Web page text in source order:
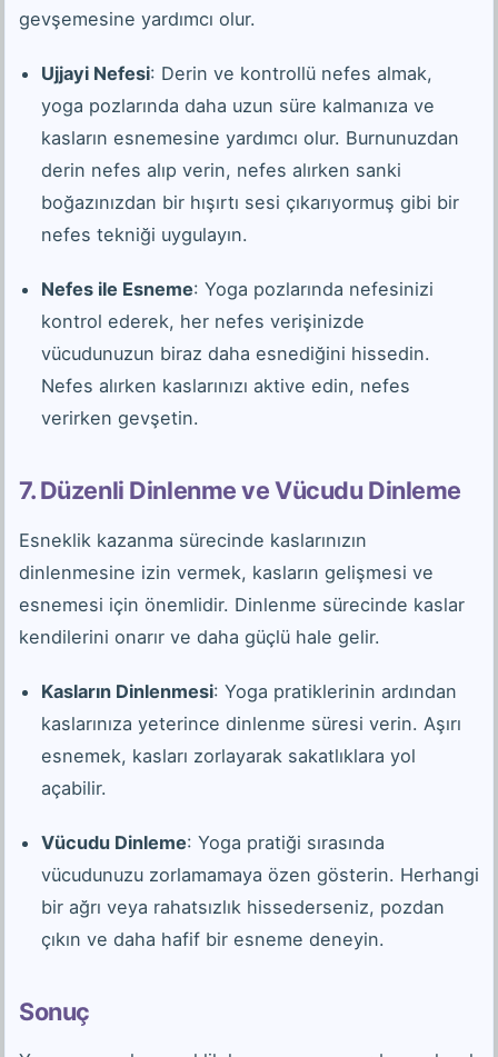
gevşemesine yardımcı olur.
Ujjayi Nefesi: Derin ve kontrollü nefes almak,
yoga pozlarında daha uzun süre kalmanıza ve
kasların esnemesine yardımcı olur. Burnunuzdan
derin nefes alıp verin, nefes alırken sanki
boğazınızdan bir hışırtı sesi çıkarıyormuş gibi bir
nefes tekniği uygulayın.
Nefes ile Esneme: Yoga pozlarında nefesinizi
kontrol ederek, her nefes verişinizde
vücudunuzun biraz daha esnediğini hissedin.
Nefes alırken kaslarınızı aktive edin, nefes
verirken gevşetin.
7. Düzenli Dinlenme ve Vücudu Dinleme
Esneklik kazanma sürecinde kaslarınızın
dinlenmesine izin vermek, kasların gelişmesi ve
esnemesi için önemlidir. Dinlenme sürecinde kaslar
kendilerini onarır ve daha güçlü hale gelir.
Kasların Dinlenmesi: Yoga pratiklerinin ardından
kaslarınıza yeterince dinlenme süresi verin. Aşırı
esnemek, kasları zorlayarak sakatlıklara yol
açabilir.
Vücudu Dinleme: Yoga pratiği sırasında
vücudunuzu zorlamamaya özen gösterin. Herhangi
bir ağrı veya rahatsızlık hissederseniz, pozdan
çıkın ve daha hafif bir esneme deneyin.
Sonuç